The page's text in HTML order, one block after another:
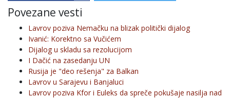
Povezane vesti
Lavrov poziva Nemačku na blizak politički dijalog
Ivanić: Korektno sa Vučićem
Dijalog u skladu sa rezolucijom
I Dačić na zasedanju UN
Rusija je "deo rešenja" za Balkan
Lavrov u Sarajevu i Banjaluci
Lavrov poziva Kfor i Euleks da spreče pokušaje nasilja nad